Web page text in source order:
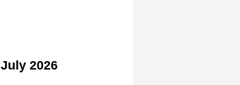
July 2026